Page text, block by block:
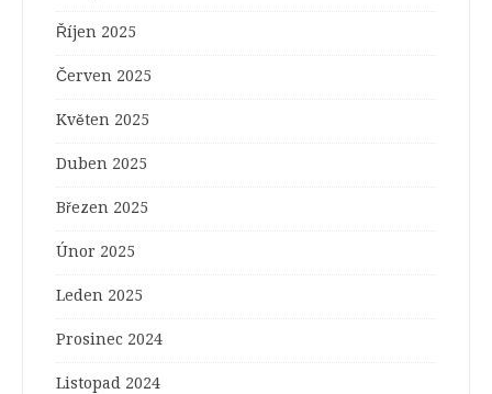
Říjen 2025
Červen 2025
Květen 2025
Duben 2025
Březen 2025
Únor 2025
Leden 2025
Prosinec 2024
Listopad 2024